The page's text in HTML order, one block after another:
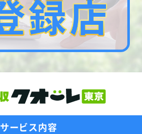
サービス内容